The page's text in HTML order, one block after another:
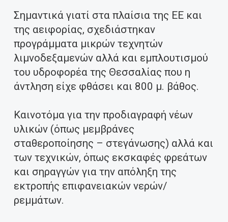
Σημαντικά γιατί στα πλαίσια της ΕΕ και
της αειφορίας, σχεδιάστηκαν
προγράμματα μικρών τεχνητών
λιμνοδεξαμενών αλλά και εμπλουτισμού
του υδροφορέα της Θεσσαλίας που η
άντληση είχε φθάσει και 800 μ. βάθος.
Καινοτόμα για την προδιαγραφή νέων
υλικών (όπως μεμβράνες
σταθεροποίησης – στεγάνωσης) αλλά και
των τεχνικών, όπως εκσκαφές φρεάτων
και σηραγγών για την απόληξη της
εκτροπής επιφανειακών νερών/
ρεμμάτων.